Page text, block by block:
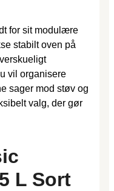
for sit modulære
stabilt oven på
vil organisere
sager mod støv og
valg, der gør
L Sort